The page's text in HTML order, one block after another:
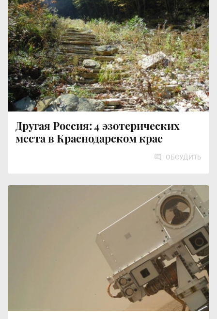
Другая Россия: 4 эзотерических
места в Краснодарском крае
ОБСУДИТЬ